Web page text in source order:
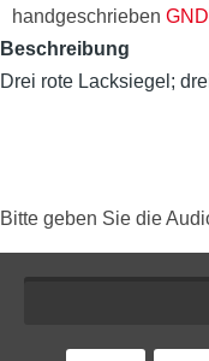
handgeschrieben GND
Beschreibung
Drei rote Lacksiegel;
Bitte geben Sie die